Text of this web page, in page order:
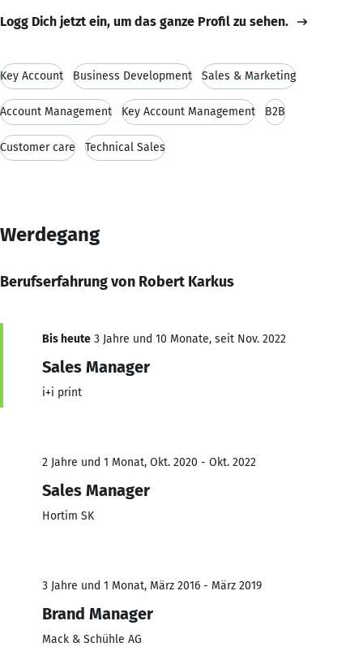
Logg Dich jetzt ein, um das ganze Profil zu sehen.
Key Account Business Development Sales & Marketing
Account Management Key Account Management B2B
Customer care Technical Sales
Werdegang
Berufserfahrung von Robert Karkus
Bis heute 3 Jahre und 10 Monate, seit Nov. 2022
Sales Manager
i+i print
2 Jahre und 1 Monat, Okt. 2020 - Okt. 2022
Sales Manager
Hortim SK
3 Jahre und 1 Monat, März 2016 - März 2019
Brand Manager
Mack & Schühle AG